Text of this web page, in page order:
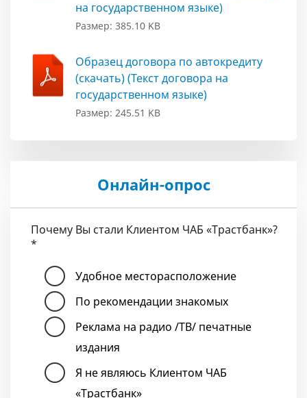
на государственном языке)
Размер: 385.10 KB
Образец договора по автокредиту
(скачать) (Текст договора на
государственном языке)
Размер: 245.51 KB
Онлайн-опрос
Почему Вы стали Клиентом ЧАБ «Трастбанк»?
*
Удобное месторасположение
По рекомендации знакомых
Реклама на радио /ТВ/ печатные
издания
Я не являюсь Клиентом ЧАБ
«Трастбанк»